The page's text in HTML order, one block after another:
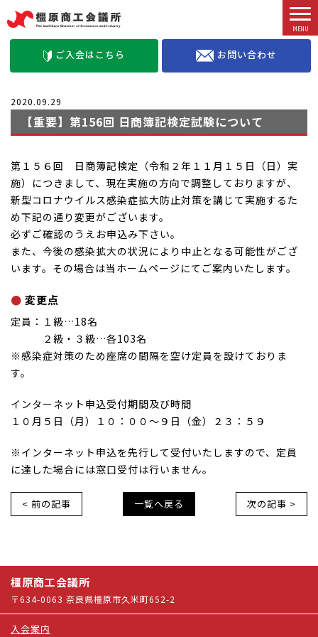
ご入会はこちら お問い合わせ
2020.09.29
【重要】第156回 日商簿記検定試験について
第１５６回 日商簿記検定（令和２年１１月１５日（日）実
施）につきまして、現在実施の方向で調整しておりますが、
新型コロナウイルス感染症拡大防止対策を講じて実施するた
め下記の通り変更がございます。
必ずご確認のうえお申込み下さい。
また、今後の感染拡大の状況により中止となる可能性がござ
います。その場合は当ホームページにてご案内いたします。
変更点
定員：１級…18名
２級・３級…各103名
※感染症対策のため座席の間隔を空け定員を設けておりま
す。
インターネット申込受付期間及び時間
１０月５日（月）１０：００～９日（金）２３：５９
※インターネット申込を先行して受付いたしますので、定員
に達した場合には窓口受付は行いません。
< 前の記事 一覧へ戻る 次の記事 >
橿原商工会議所
〒634-0063 奈良県橿原市久米町652-2
入会案内